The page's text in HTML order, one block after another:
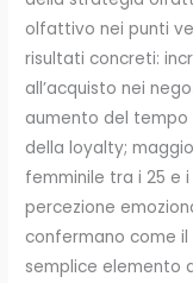
olfattivo nei punti
risultati concreti:
all’acquisto nei
aumento del
della loyalty;
femminile tra i 25 e
percezione
confermano come il
semplice elemento